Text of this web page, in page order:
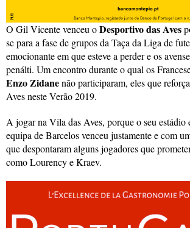
O Gil Vicente venceu oDesportivo das Aves
se para a fase de grupos da Taça da Liga de
emocionante em que esteve a perder e os
penálti. Um encontro durante o qual os
Enzo Zidanenão participaram, eles que
Aves neste Verão 2019.
A jogar na Vila das Aves, porque o seu estádio
equipa de Barcelos venceu justamente e com
que despontaram alguns jogadores que
como Lourency e Kraev.